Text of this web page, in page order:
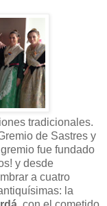
tradicionales.
de Sastres y
fue fundado
y desde
a cuatro
la